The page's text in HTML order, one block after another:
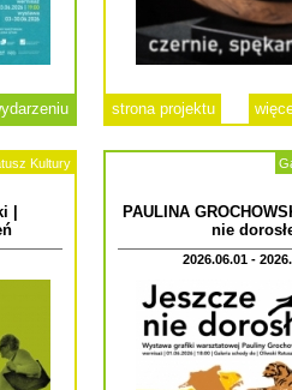
strona projektu
Kultury
|
PAULINA
nie
2026.06.01 -